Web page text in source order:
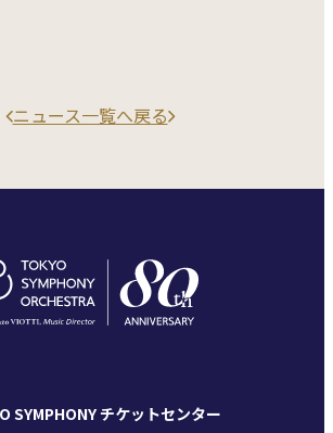
ニュース一覧へ戻る
SYMPHONY チケットセンター